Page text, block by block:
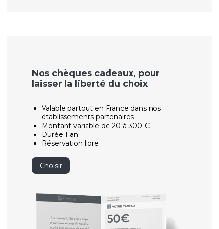
Nos chèques cadeaux, pour
laisser la liberté du choix
Valable partout en France dans nos
établissements partenaires
Montant variable de 20 à 300 €
Durée 1 an
Réservation libre
Choisir